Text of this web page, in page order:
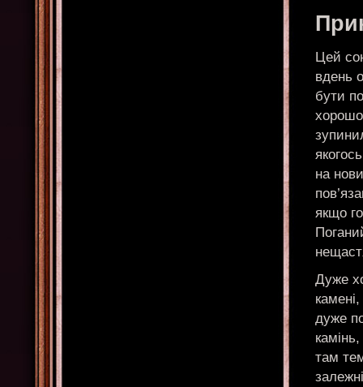
Цей
вдень
бути
на
якщо
Дуже
дуже
там